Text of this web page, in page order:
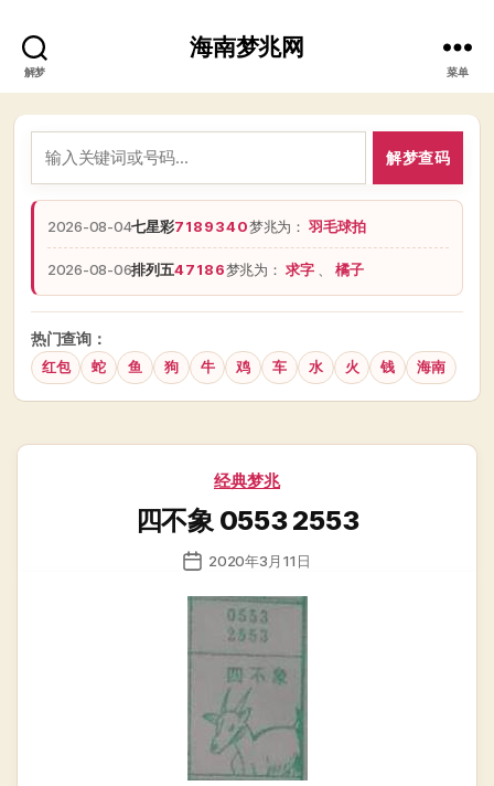
解梦
海南梦兆网
菜单
解梦查码
2026-08-04七星彩7189340梦兆为：羽毛球拍
2026-08-06排列五47186梦兆为：求字 橘子
热门查询：
红包 蛇 鱼 狗 牛 鸡 车 水 火 钱 海南
分
经典梦兆
四不象 0553 2553
发
日
2020年3月11日